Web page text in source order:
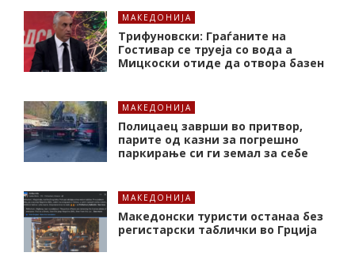
МАКЕДОНИЈА
Трифуновски: Граѓаните на
Гостивар се труеја со вода а
Мицкоски отиде да отвора базен
МАКЕДОНИЈА
Полицаец заврши во притвор,
парите од казни за погрешно
паркирање си ги земал за себе
МАКЕДОНИЈА
Македонски туристи останаа без
регистарски таблички во Грција